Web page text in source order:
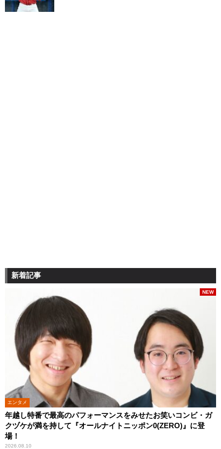
新着記事
エンタメ
年越し特番で最高のパフォーマンスをみせたお笑いコンビ・ガ
クヅケが満を持して『オールナイトニッポン0(ZERO)』に登
場！
2026.08.10
NEW